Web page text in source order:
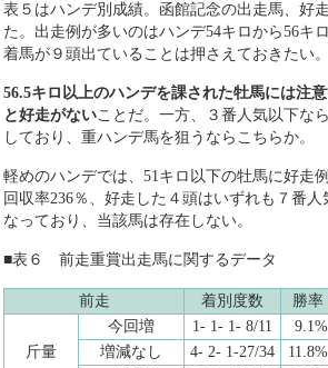
表５はハンデ別成績。函館記念の出走馬、好
た。出走例が多いのはハンデ54キロから56キ
着馬が９頭出ていることは押さえておきたい。
56.5キロ以上のハンデを課された牡馬には注
と好走がないことだ。一方、３番人気以下な
しており、重ハンデ馬を狙うならこちらか。
軽めのハンデでは、51キロ以下の牡馬に好走
回収率236％、好走した４頭はいずれも７番
なっており、当該馬は存在しない。
■表６ 前走重賞出走馬に関するデータ
前走 着別度数 勝率
斤量
今回増 1- 1- 1- 8/11 9.1%
増減なし
4- 2- 1-27/34 11.8%